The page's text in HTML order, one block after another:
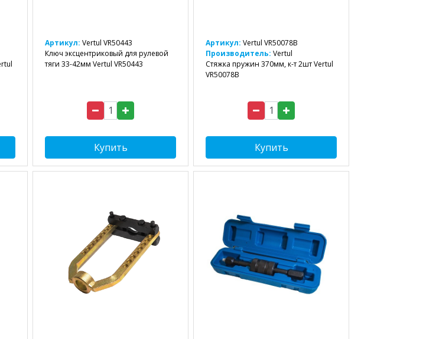
Артикул: Vertul VR50443
Ключ эксцентриковый для рулевой
тяги 33-42мм Vertul VR50443
Купить
Артикул: Vertul VR50078B
Производитель: Vertul
Стяжка пружин 370мм, к-т 2шт Vertul
VR50078B
Купить